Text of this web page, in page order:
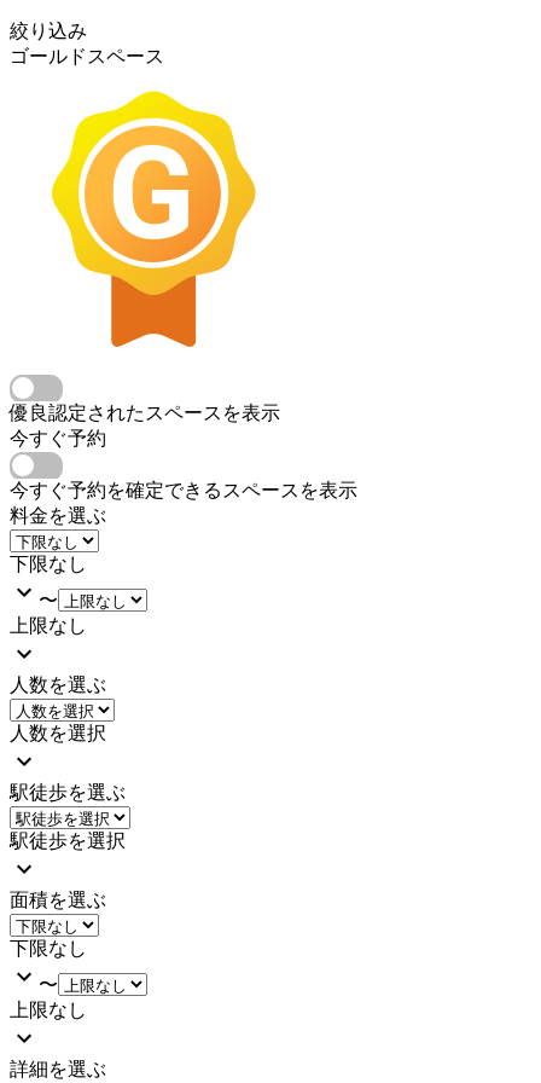
絞り込み
ゴールドスペース
優良認定されたスペースを表示
今すぐ予約
今すぐ予約を確定できるスペースを表示
料金を選ぶ
下限なし
〜
上限なし
人数を選ぶ
人数を選択
駅徒歩を選ぶ
駅徒歩を選択
面積を選ぶ
下限なし
〜
上限なし
詳細を選ぶ